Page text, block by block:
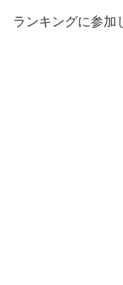
ランキングに参加